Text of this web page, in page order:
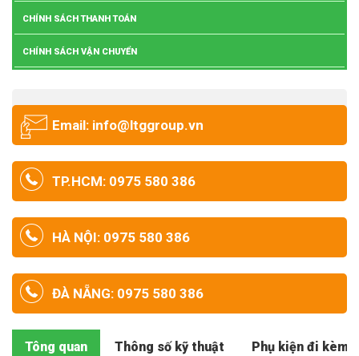
CHÍNH SÁCH THANH TOÁN
CHÍNH SÁCH VẬN CHUYỂN
Email: info@ltggroup.vn
TP.HCM: 0975 580 386
HÀ NỘI: 0975 580 386
ĐÀ NẴNG: 0975 580 386
Tông quan Thông số kỹ thuật Phụ kiện đi kèm